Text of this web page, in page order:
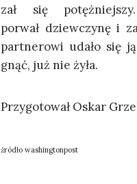
zał się
porwał dziew­czy­nę i
part­ne­ro­wi uda­ło się
gnąć, już nie żyła.
Przy­go­to­wał Oskar
źró­dło washingtonpost